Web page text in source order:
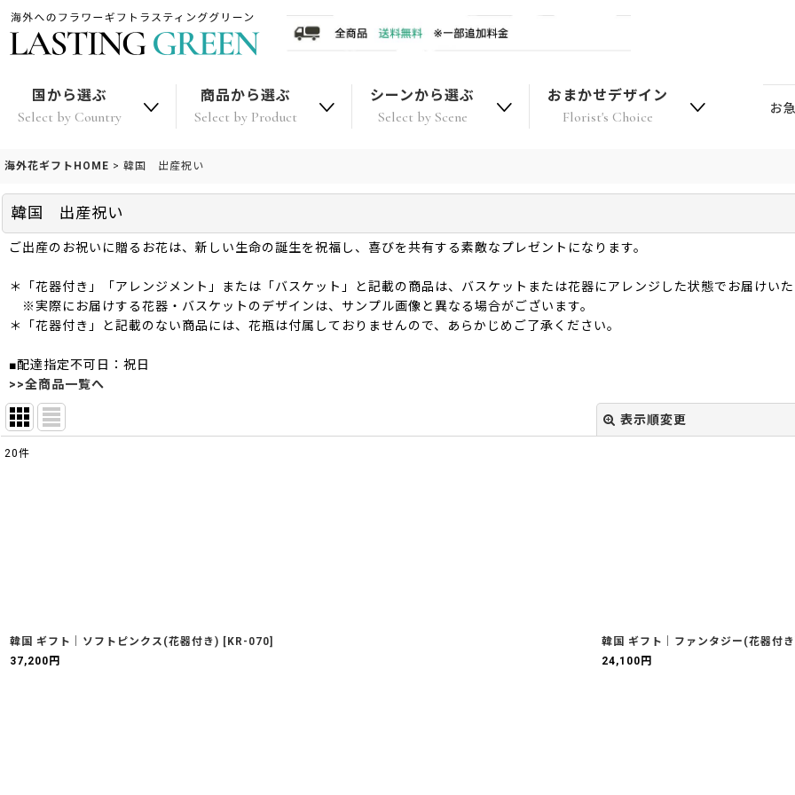
国から選ぶ
Select by Country
商品から選ぶ
Select by Product
シーンから選ぶ
Select by Scene
おまかせデザイン
Florist's Choice お
海外花ギフトHOME > 韓国 出産祝い
韓国 出産祝い
ご出産のお祝いに贈るお花は、新しい生命の誕生を祝福し、喜びを共有する素敵なプレゼントになります。
＊「花器付き」「アレンジメント」または「バスケット」と記載の商品は、バスケットまたは花器にアレンジした状態でお届けいた
※実際にお届けする花器・バスケットのデザインは、サンプル画像と異なる場合がございます。
＊「花器付き」と記載のない商品には、花瓶は付属しておりませんので、あらかじめご了承ください。
■配達指定不可日：祝日
>>全商品一覧へ
表示順変更
20件
韓国 ギフト｜ソフトピンクス(花器付き) [ KR-070]
37,200 円
韓国 ギフト｜ファンタジー(花器付
24,100 円